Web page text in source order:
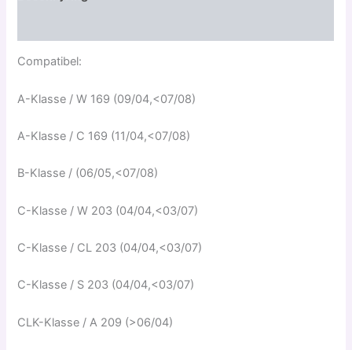
Compatibel:
A-Klasse / W 169 (09/04,<07/08)
A-Klasse / C 169 (11/04,<07/08)
B-Klasse / (06/05,<07/08)
C-Klasse / W 203 (04/04,<03/07)
C-Klasse / CL 203 (04/04,<03/07)
C-Klasse / S 203 (04/04,<03/07)
CLK-Klasse / A 209 (>06/04)